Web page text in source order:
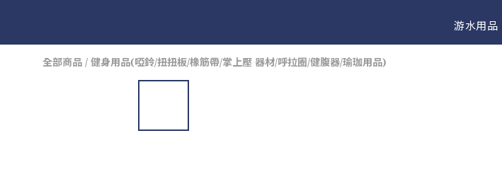
游水用品
全部商品 / 健身用品(啞鈴/扭扭板/橡筋帶/掌上壓 器材/呼拉圈/健腹器/瑜珈用品)